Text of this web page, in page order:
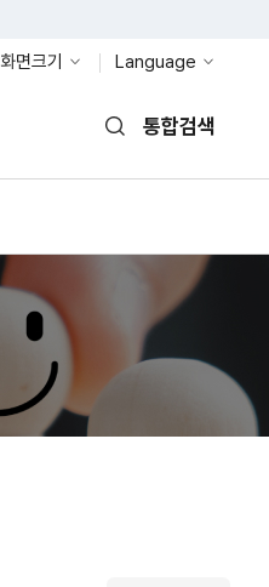
화면크기 Language
통합검색